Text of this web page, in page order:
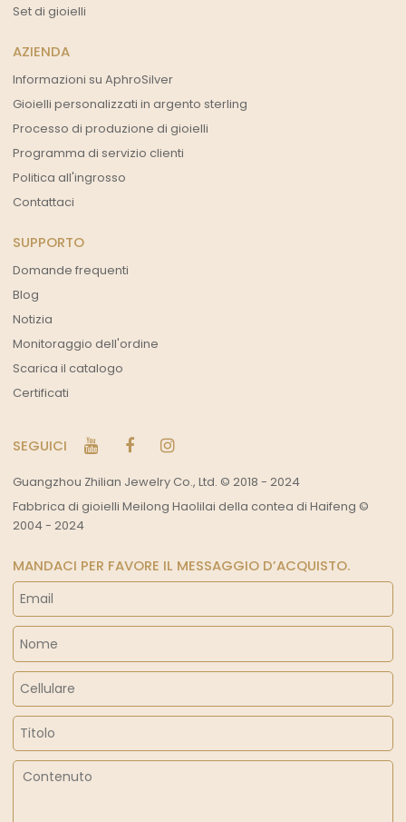
Set di gioielli
AZIENDA
Informazioni su AphroSilver
Gioielli personalizzati in argento sterling
Processo di produzione di gioielli
Programma di servizio clienti
Politica all'ingrosso
Contattaci
SUPPORTO
Domande frequenti
Blog
Notizia
Monitoraggio dell'ordine
Scarica il catalogo
Certificati
SEGUICI
Guangzhou Zhilian Jewelry Co., Ltd. © 2018 - 2024
Fabbrica di gioielli Meilong Haolilai della contea di Haifeng ©
2004 - 2024
MANDACI PER FAVORE IL MESSAGGIO D’ACQUISTO.